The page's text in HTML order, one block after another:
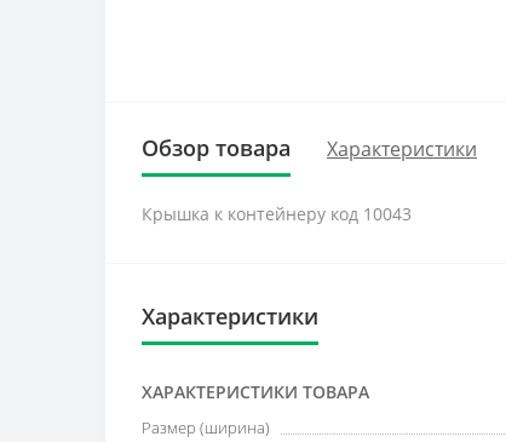
Обзор товара Характеристики
Крышка к контейнеру код 10043
Характеристики
ХАРАКТЕРИСТИКИ ТОВАРА
Размер (ширина)